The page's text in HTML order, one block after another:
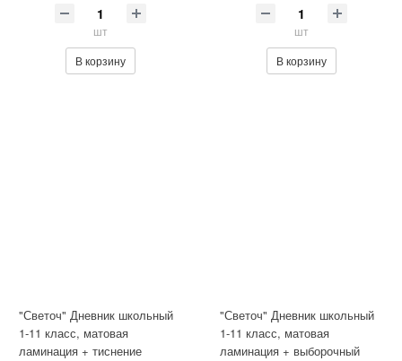
шт
В корзину
шт
В корзину
"Светоч" Дневник школьный
1-11 класс, матовая
ламинация + тиснение
"Светоч" Дневник школьный
1-11 класс, матовая
ламинация + выборочный